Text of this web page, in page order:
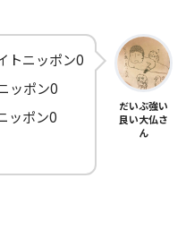
トニッポン0
ッポン0
ッポン0
だいぶ強い
良い大仏さ
ん